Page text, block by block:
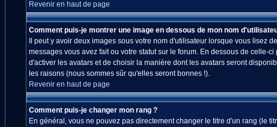
Revenir en haut de page
Comment puis-je montrer une image en dessous de mon nom
Il peut y avoir deux images sous votre nom d'utilisateur lorsque vous
messages vous avez fait ou votre statut sur le forum. En dessous de
d'activer les avatars et de choisir la manière dont les avatars seront
les raisons (nous sommes sûr qu'elles seront bonnes !).
Revenir en haut de page
Comment puis-je changer mon rang ?
En général, vous ne pouvez pas directement changer le titre d'un rang (le